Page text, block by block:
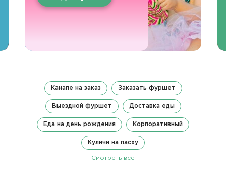
Канапе на заказ Заказать фуршет
Выездной фуршет Доставка еды
Еда на день рождения Корпоративный
Куличи на пасху
Смотреть все